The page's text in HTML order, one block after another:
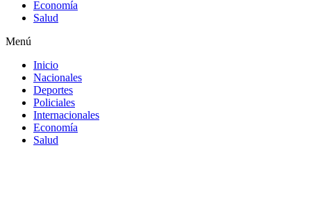
Economía
Salud
Menú
Inicio
Nacionales
Deportes
Policiales
Internacionales
Economía
Salud